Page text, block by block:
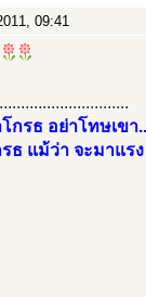
09:41
กรธ อย่าโทษเขา
รธ แม้ว่า จะมาแร